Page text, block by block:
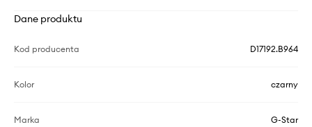
Dane produktu
Kod producenta D17192.B964
Kolor czarny
Marka G-Star